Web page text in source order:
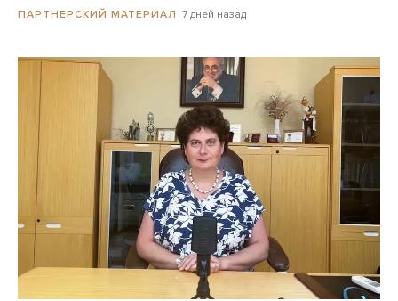
ПАРТНЕРСКИЙ МАТЕРИАЛ 7 дней назад